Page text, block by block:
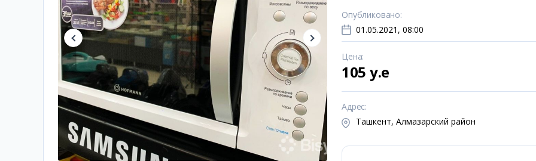
Опубликовано:
01.05.2021, 08:00
Цена:
105 y.e
Адрес:
Ташкент, Алмазарский район